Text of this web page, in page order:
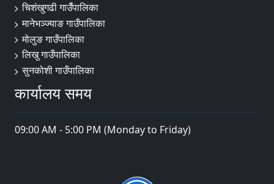
चिशंखुगढी गाउँँपालिका
मानेभञ्‍ज्याङ गाउँपालिका
मोलुङ गाउँपालिका
लिखु गाउँपालिका
सुनकोशी गाउँपालिका
कार्यालय समय
09:00 AM - 5:00 PM (Monday to Friday)